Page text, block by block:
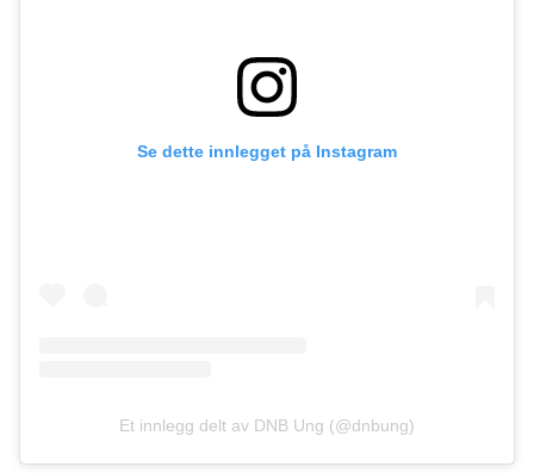
Se dette innlegget på Instagram
Et innlegg delt av DNB Ung (@dnbung)